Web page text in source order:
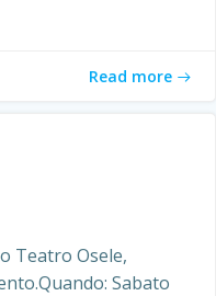
Read more
Teatro Osele,
Sabato